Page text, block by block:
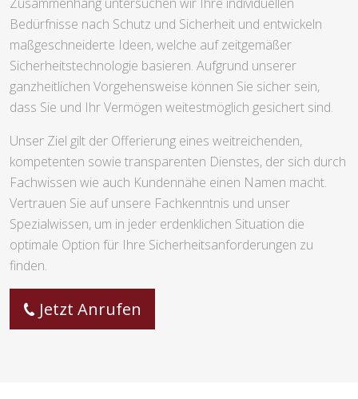
Bedürfnisse nach Schutz und Sicherheit und entwickeln
maßgeschneiderte Ideen, welche auf zeitgemäßer
Sicherheitstechnologie basieren. Aufgrund unserer
ganzheitlichen Vorgehensweise können Sie sicher sein,
dass Sie und Ihr Vermögen weitestmöglich gesichert sind.
Unser Ziel gilt der Offerierung eines weitreichenden,
kompetenten sowie transparenten Dienstes, der sich durch
Fachwissen wie auch Kundennähe einen Namen macht.
Vertrauen Sie auf unsere Fachkenntnis und unser
Spezialwissen, um in jeder erdenklichen Situation die
optimale Option für Ihre Sicherheitsanforderungen zu
finden.
Jetzt Anrufen